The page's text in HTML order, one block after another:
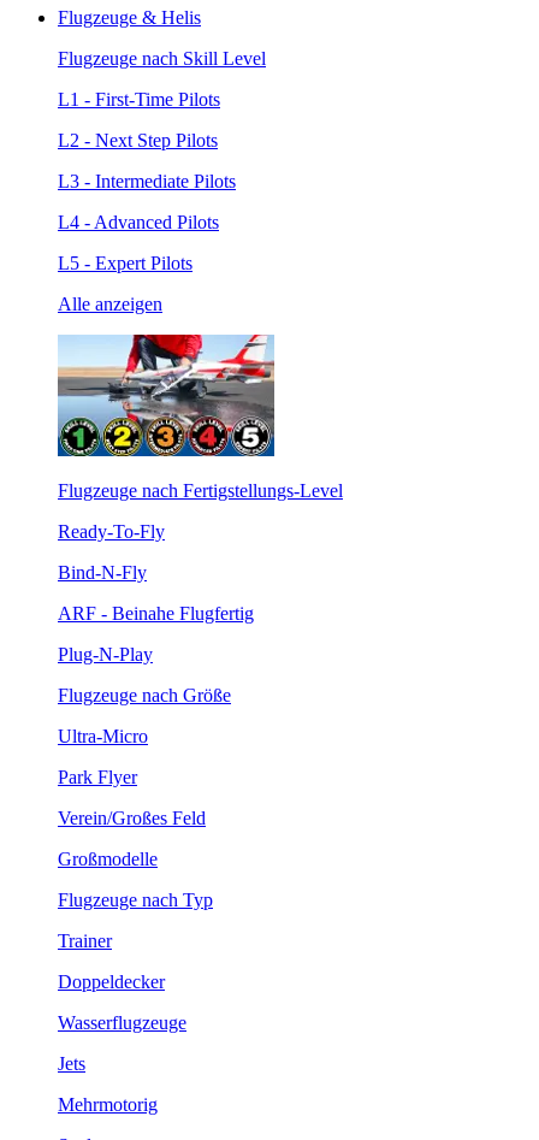
Flugzeuge & Helis
Flugzeuge nach Skill Level
L1 - First-Time Pilots
L2 - Next Step Pilots
L3 - Intermediate Pilots
L4 - Advanced Pilots
L5 - Expert Pilots
Alle anzeigen
Flugzeuge nach Fertigstellungs-Level
Ready-To-Fly
Bind-N-Fly
ARF - Beinahe Flugfertig
Plug-N-Play
Flugzeuge nach Größe
Ultra-Micro
Park Flyer
Verein/Großes Feld
Großmodelle
Flugzeuge nach Typ
Trainer
Doppeldecker
Wasserflugzeuge
Jets
Mehrmotorig